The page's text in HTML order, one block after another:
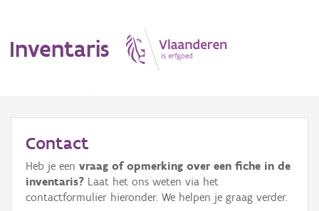
Inventaris
Erfgoedobject
Aanduidingsobject
Contact
Heb je een vraag of opmerking over een fiche in de
inventaris? Laat het ons weten via het
contactformulier hieronder. We helpen je graag verder.